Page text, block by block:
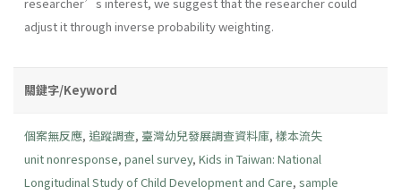
adjust it through inverse probability weighting.
關鍵字/Keyword
個案無反應, 追蹤調查, 臺灣幼兒發展調查資料庫, 樣本流失
unit nonresponse, panel survey, Kids in Taiwan: National
Longitudinal Study of Child Development and Care, sample